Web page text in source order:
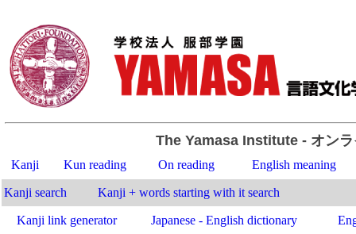
The Yamasa Institute- オンラ
Kanji Kun reading On reading English meaning
Kanji search Kanji + words starting with it search
Kanji link generator Japanese - English dictionary